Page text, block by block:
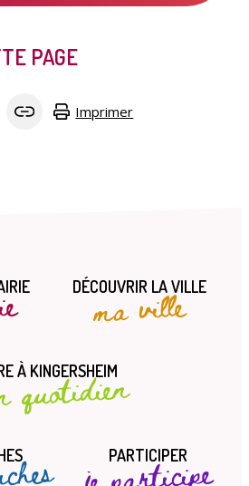
PAGE
Imprimer
DÉCOUVRIR LA VILLE
ma ville
À KINGERSHEIM
quotidien
PARTICIPER